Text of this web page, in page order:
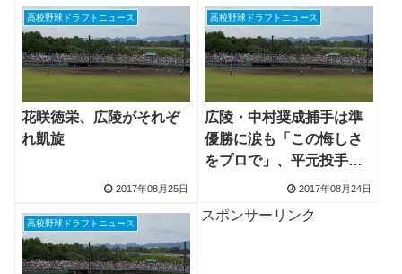
高校野球ドラフトニュース
花咲徳栄、広陵がそれぞ
れ凱旋
2017年08月25日
高校野球ドラフトニュース
広陵・中村奨成捕手は準
優勝に涙も「この悔しさ
をプロで」、平元投手は
2017年08月24日
高校野球ドラフトニュース
スポンサーリンク